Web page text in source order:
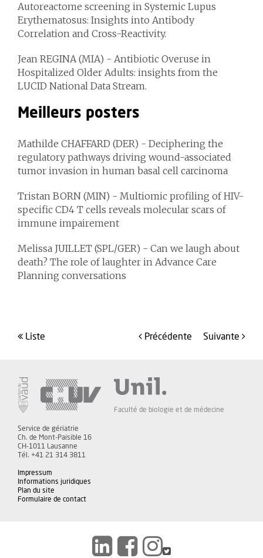
Autoreactome screening in Systemic Lupus
Erythematosus: Insights into Antibody
Correlation and Cross-Reactivity.
Jean REGINA(MIA) - Antibiotic Overuse in
Hospitalized Older Adults: insights from the
LUCID National Data Stream.
Meilleurs posters
Mathilde CHAFFARD (DER) - Deciphering the
regulatory pathways driving wound-associated
tumor invasion in human basal cell carcinoma
Tristan BORN (MIN) - Multiomic profiling of HIV-
specific CD4 T cells reveals molecular scars of
immune impairement
Melissa JUILLET (SPL/GER) - Can we laugh about
death? The role of laughter in Advance Care
Planning conversations
liste précédente suivante
Faculté de biologie et de médecine
Service de gériatrie
Ch. de Mont-Paisible 16
CH-1011 Lausanne
Tél. +41 21 314 3811
Impressum
Informations juridiques
Plan du site
Formulaire de contact